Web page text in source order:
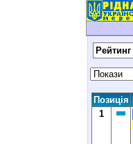
Рейтинг
Позиція
1